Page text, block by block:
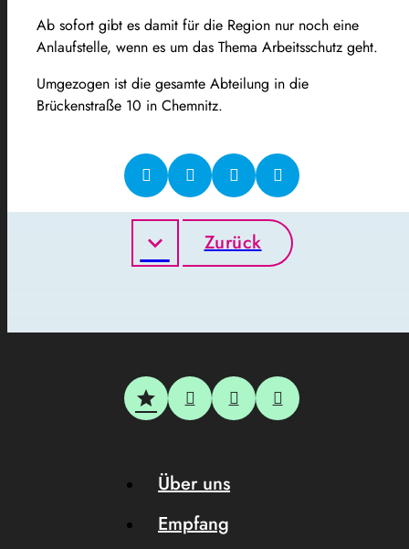
Ab sofort gibt es damit für die Region nur noch eine
Anlaufstelle, wenn es um das Thema Arbeitsschutz geht.
Umgezogen ist die gesamte Abteilung in die
Brückenstraße 10 in Chemnitz.
Zurück
Über uns
Empfang